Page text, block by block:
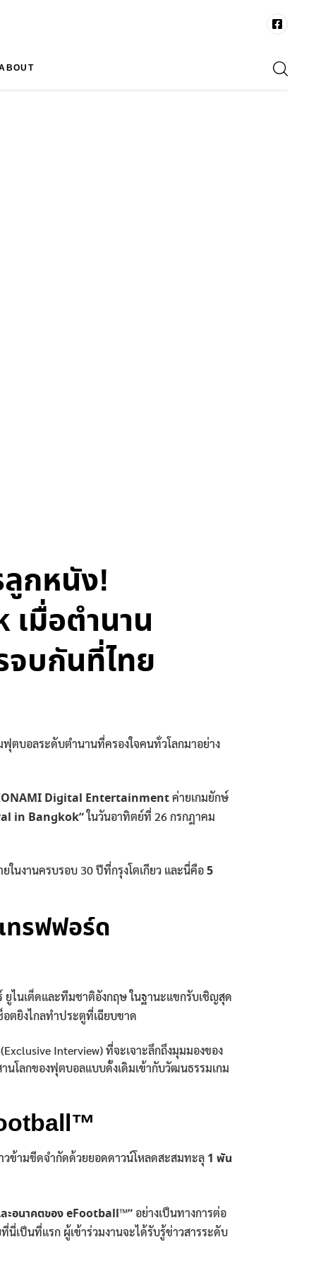
กหนัง!
มื่อตำนาน
จบกันที่ไทย
ตบอลระดับตำนานที่ครองใจคนทั่วโลกมาอย่าง
Digital Entertainmentค่ายเกมยักษ์
in Bangkok”ในวันอาทิตย์ที่ 26 กรกฎาคม
ในงานครบรอบ 30 ปีที่กรุงโตเกียว และนี่คือ5
ทรฟฟอร์ด
ยูไนเต็ดและทีมชาติอังกฤษ ในฐานะแขกรับเชิญสุด
ตยิงไกลทำประตูที่เฉียบขาด
Interview) ที่จะเจาะลึกถึงมุมมองของ
นโลกของฟุตบอลแบบดั้งเดิมเข้ากับวัฒนธรรมเกม
ข้ามขีดจำกัดด้วยยอดดาวน์โหลดสะสมทะลุ 1 พัน
ะอนาคตของ eFootball™”อย่างเป็นทางการต่อ
เป็นที่แรก ผู้เข้าร่วมงานจะได้รับรู้ข่าวสารระดับ